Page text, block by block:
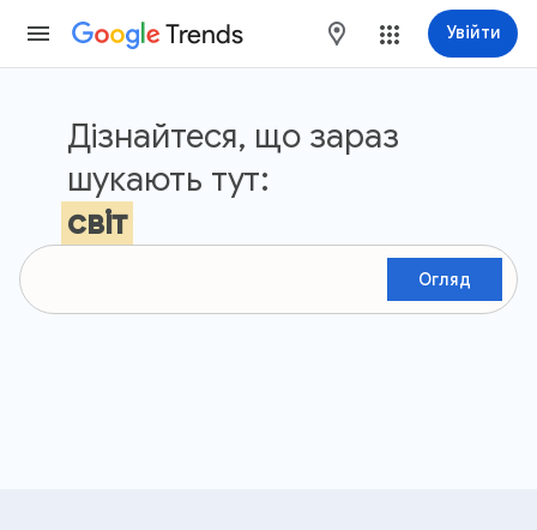
Trends maps Увійти
Дізнайтеся, що зараз
шукають тут:
світ
Огляд